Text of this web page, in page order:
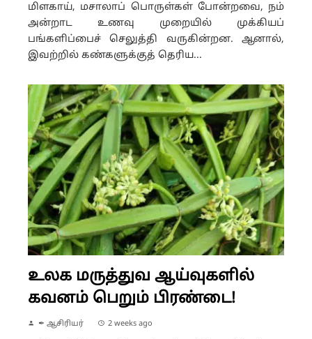
மிளகாய், மசாலாப் பொருள்கள் போன்றவை, நம்
அன்றாட உணவு முறையில் முக்கியப்
பங்களிப்பைச் செலுத்தி வருகின்றன. ஆனால்,
இவற்றில் கண்களுக்குத் தெரிய...
உலக மருத்துவ ஆய்வுகளில்
கவனம் பெறும் பிரண்டை!
✒ ஆசிரியர் 2 weeks ago